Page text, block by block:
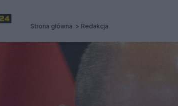
Strona główna Redakcja